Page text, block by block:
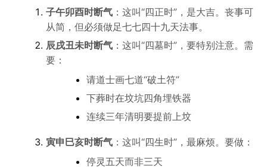
子午卯酉时断气：这叫“四正时”，是大吉。丧事可
从简，但必须做足七七四十九天法事。
辰戌丑未时断气：这叫“四墓时”，要特别注意。需
要：
请道士画七道“破土符”
下葬时在坟坑四角埋铁器
连续三年清明要提前上坟
寅申巳亥时断气：这叫“四生时”，最麻烦。要做：
停灵五天而非三天